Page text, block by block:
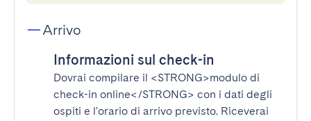
Arrivo
Informazioni sul check-in
Dovrai compilare il <STRONG>modulo di
check-in online</STRONG> con i dati degli
ospiti e l'orario di arrivo previsto. Riceverai